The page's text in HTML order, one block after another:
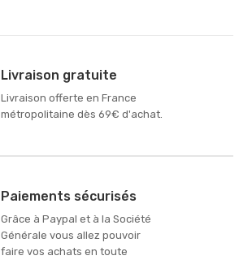
Livraison gratuite
Livraison offerte en France
métropolitaine dès 69€ d'achat.
Paiements sécurisés
Grâce à Paypal et à la Société
Générale vous allez pouvoir
faire vos achats en toute